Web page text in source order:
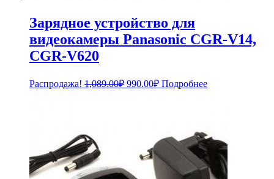
Зарядное устройство для
видеокамеры Panasonic CGR-V14,
CGR-V620
Распродажа! 1,089.00₽ Первоначальная
990.00₽Текущая
цена:
Подробнее